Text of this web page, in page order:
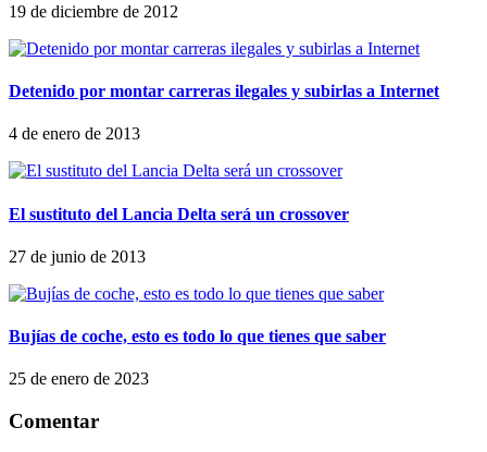
19 de diciembre de 2012
Detenido por montar carreras ilegales y subirlas a Internet
4 de enero de 2013
El sustituto del Lancia Delta será un crossover
27 de junio de 2013
Bujías de coche, esto es todo lo que tienes que saber
25 de enero de 2023
Comentar